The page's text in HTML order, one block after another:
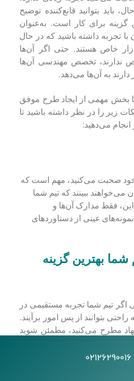
خود هستید، باید بتوانید
را جذب کند. یکی از عناصر مهم
تیم شما باشد. در این‌جا به این
مهم است و چگونه می‌توانید آن
یا مخالفت با حمایت در
کلیدی که به آن توجه دارند،
کسب‌وکار را دارد.
می‌کنید تجربه زیادی ندارد،
بتوانید قانع‌کننده توضیح
گزینه برای کار است. به‌عنوان
تجربه داشته باشید که در حال
خاص هستند. حتی اگر آن‌ها
به آن‌ها می‌دهد.
بخش مهمی از ایجاد طرح موفق
می‌دهید:
صحبت می‌کنید، مهم است که